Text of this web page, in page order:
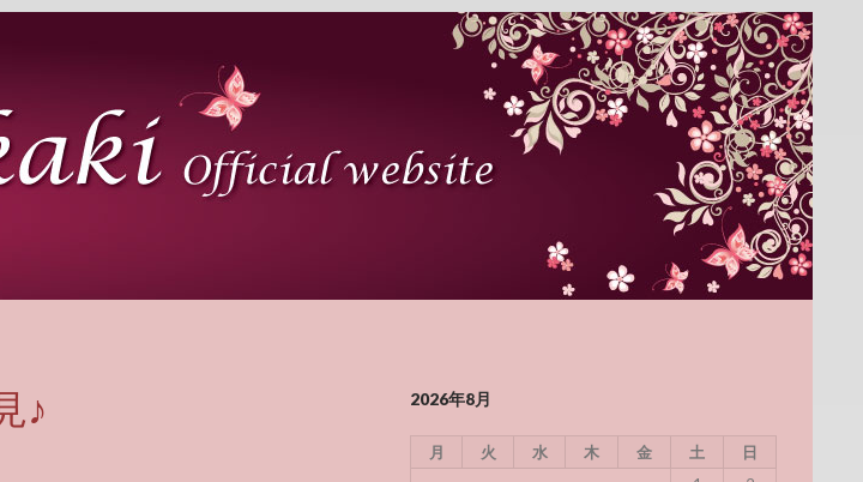
♪ 2026年8月
月 火 水 木 金 土
日